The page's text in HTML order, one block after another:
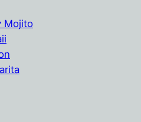
Mojito